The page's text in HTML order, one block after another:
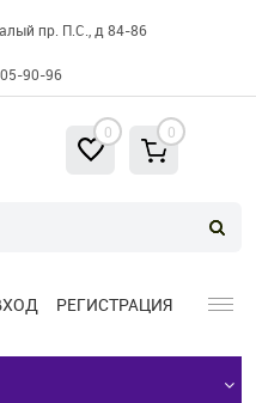
пр. П.С., д 84-86
90-96
0 0
РЕГИСТРАЦИЯ